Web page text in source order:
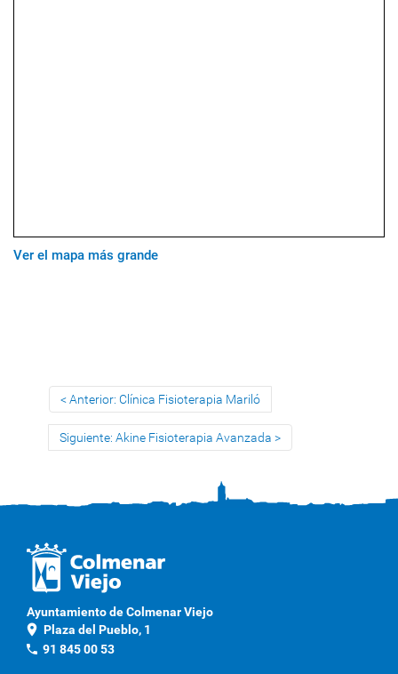
Ver el mapa más grande
Anterior: Clínica Fisioterapia Mariló
Siguiente: Akine Fisioterapia Avanzada
Ayuntamiento de Colmenar Viejo
location_on Plaza del Pueblo, 1
phone 91 845 00 53